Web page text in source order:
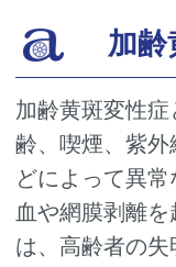
加齢
加齢黄斑変性
齢、喫煙、紫
どによって異
血や網膜剥離
は、高齢者の失